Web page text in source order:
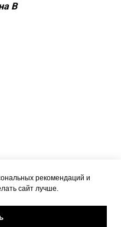
В
рекомендаций и
сайт лучше.